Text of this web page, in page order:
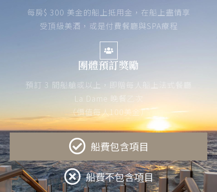
每房$ 300 美金的船上抵用金，在船上盡情享
受頂級美酒，或是付費餐廳與SPA療程
團體預訂獎勵
預訂 3 間船艙或以上，即贈每人船上法式餐廳
La Dame 晚餐乙次
（價值每人100美金）
船費包含項目
船費不包含項目